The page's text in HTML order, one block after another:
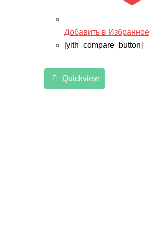
Добавить в Избранное
[yith_compare_button]
Quickview